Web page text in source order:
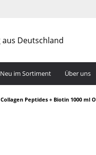
Neu im Sortiment Über uns
Collagen Peptides + Biotin 1000 ml